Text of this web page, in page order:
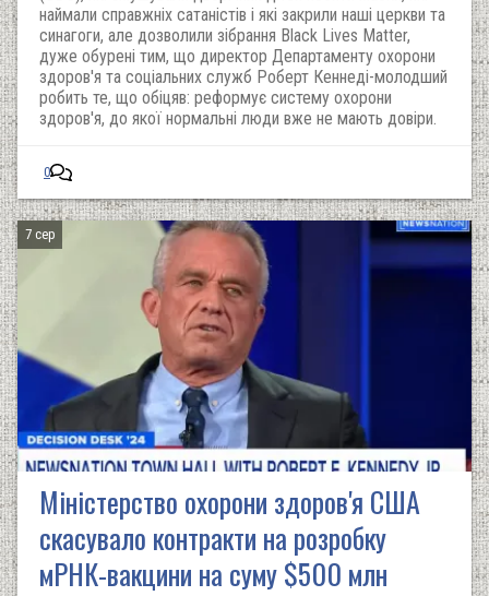
наймали справжніх сатаністів і які закрили наші церкви та
синагоги, але дозволили зібрання Black Lives Matter,
дуже обурені тим, що директор Департаменту охорони
здоров'я та соціальних служб Роберт Кеннеді-молодший
робить те, що обіцяв: реформує систему охорони
здоров'я, до якої нормальні люди вже не мають довіри.
0
7 сер
Міністерство охорони здоров'я США
скасувало контракти на розробку
мРНК-вакцини на суму $500 млн